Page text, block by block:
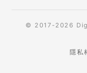
© 2017-2026
隱私